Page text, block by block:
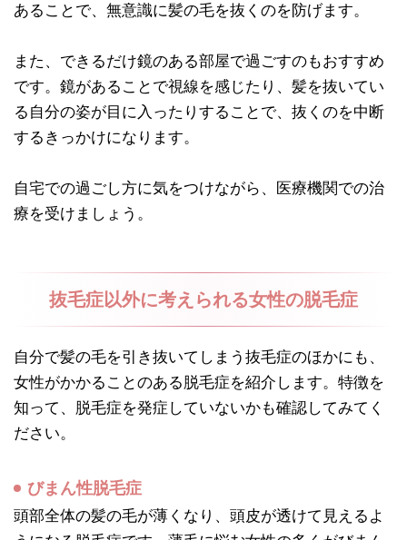
あることで、無意識に髪の毛を抜くのを防げます。
また、できるだけ鏡のある部屋で過ごすのもおすすめ
です。鏡があることで視線を感じたり、髪を抜いてい
る自分の姿が目に入ったりすることで、抜くのを中断
するきっかけになります。
自宅での過ごし方に気をつけながら、医療機関での治
療を受けましょう。
抜毛症以外に考えられる女性の脱毛症
自分で髪の毛を引き抜いてしまう抜毛症のほかにも、
女性がかかることのある脱毛症を紹介します。特徴を
知って、脱毛症を発症していないかも確認してみてく
ださい。
びまん性脱毛症
頭部全体の髪の毛が薄くなり、頭皮が透けて見えるよ